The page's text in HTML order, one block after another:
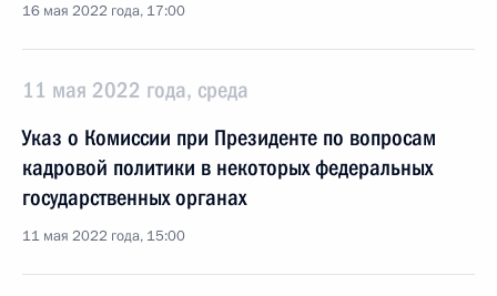
16 мая 2022 года, 17:00
11 мая 2022 года, среда
Указ о Комиссии при Президенте по вопросам
кадровой политики в некоторых федеральных
государственных органах
11 мая 2022 года, 15:00